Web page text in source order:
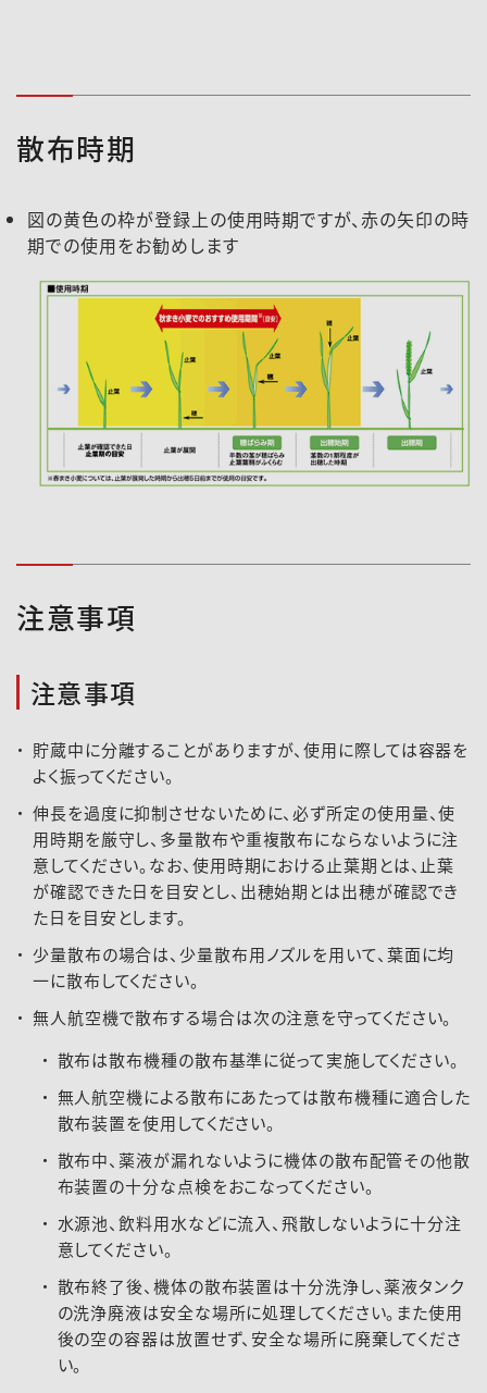
散布時期
図の黄色の枠が登録上の使用時期ですが、赤の矢印の時
期での使用をお勧めします
注意事項
注意事項
貯蔵中に分離することがありますが、使用に際しては容器を
よく振ってください。
伸長を過度に抑制させないために、必ず所定の使用量、使
用時期を厳守し、多量散布や重複散布にならないように注
意してください。なお、使用時期における止葉期とは、止葉
が確認できた日を目安とし、出穂始期とは出穂が確認でき
た日を目安とします。
少量散布の場合は、少量散布用ノズルを用いて、葉面に均
一に散布してください。
無人航空機で散布する場合は次の注意を守ってください。
散布は散布機種の散布基準に従って実施してください。
無人航空機による散布にあたっては散布機種に適合した
散布装置を使用してください。
散布中、薬液が漏れないように機体の散布配管その他散
布装置の十分な点検をおこなってください。
水源池、飲料用水などに流入、飛散しないように十分注
意してください。
散布終了後、機体の散布装置は十分洗浄し、薬液タンク
の洗浄廃液は安全な場所に処理してください。また使用
後の空の容器は放置せず、安全な場所に廃棄してくださ
い。